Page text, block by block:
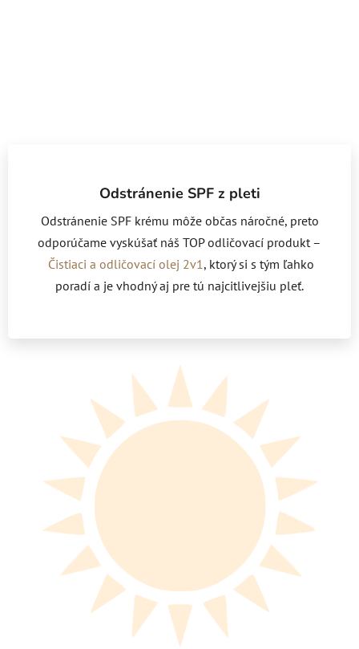
Odstránenie SPF z pleti
Odstránenie SPF krému môže občas náročné, preto
odporúčame vyskúšať náš TOP odličovací produkt –
Čistiaci a odličovací olej 2v1 , ktorý si s tým ľahko
poradí a je vhodný aj pre tú najcitlivejšiu pleť.